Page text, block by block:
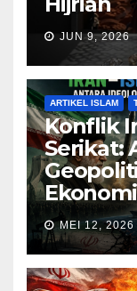
JUN 9, 2026
ARTIKEL ISLAM
Konflik
Serikat:
MEI 12, 2026